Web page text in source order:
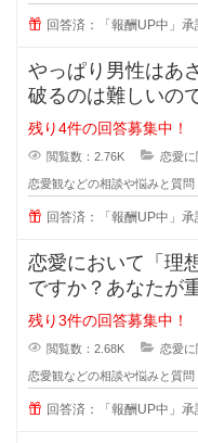
回答済：「報酬UP中」承
やっぱり男性はあ
破るのは難しいの
いうとちょっと隙
残り4件の回答募集中！
閲覧数：2.76K 恋愛
恋愛観などの相談や悩みと質問
回答済：「報酬UP中」承
恋愛において「理
ですか？あなたが
づくためのアドバ
残り3件の回答募集中！
閲覧数：2.68K 恋愛
恋愛観などの相談や悩みと質問
回答済：「報酬UP中」承